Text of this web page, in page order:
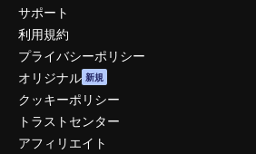
サポート
利用規約
プライバシーポリシー
オリジナル 新規
クッキーポリシー
トラストセンター
アフィリエイト